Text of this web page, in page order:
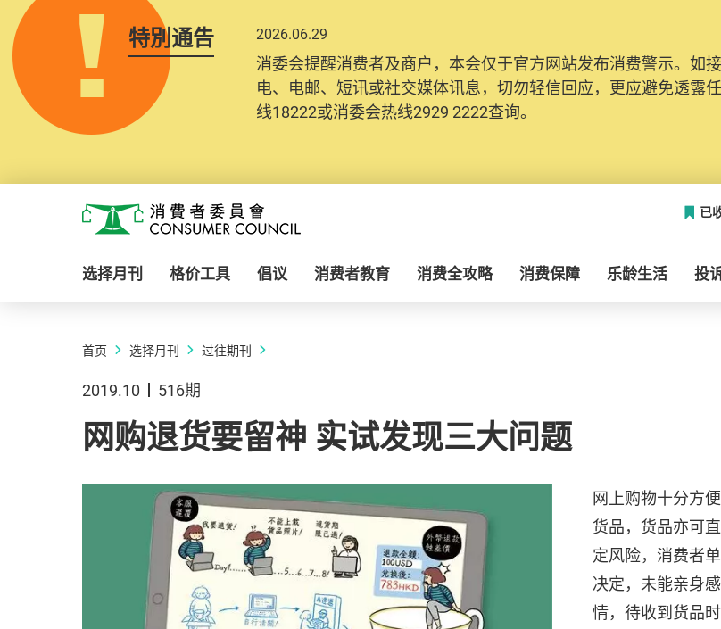
特別通告 2026.06.29
消委会提醒消费者及商户，本会仅于官方网站发布消费警示。如
电、电邮、短讯或社交媒体讯息，切勿轻信回应，更应避免透露
线18222或消委会热线2929 2222查询。
消费者委员会
已
选择月刊 格价工具 倡议 消费者教育 消费全攻略 消费保障 乐龄生活 投
首页 选择月刊 过往期刊
2019.10 516期
网购退货要留神 实试发现三大问题
网上购物十分方
货品，货品亦可
定风险，消费者
决定，未能亲身
情，待收到货品